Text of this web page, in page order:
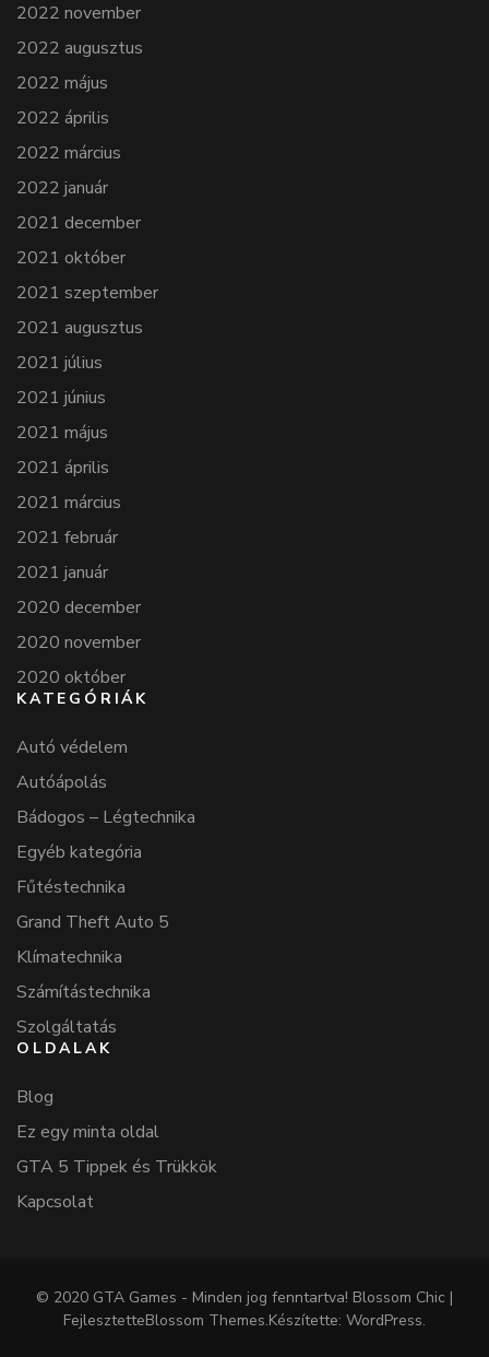
2022 november
2022 augusztus
2022 május
2022 április
2022 március
2022 január
2021 december
2021 október
2021 szeptember
2021 augusztus
2021 július
2021 június
2021 május
2021 április
2021 március
2021 február
2021 január
2020 december
2020 november
2020 október
KATEGÓRIÁK
Autó védelem
Autóápolás
Bádogos – Légtechnika
Egyéb kategória
Fűtéstechnika
Grand Theft Auto 5
Klímatechnika
Számítástechnika
Szolgáltatás
OLDALAK
Blog
Ez egy minta oldal
GTA 5 Tippek és Trükkök
Kapcsolat
© 2020 GTA Games - Minden jog fenntartva! Blossom Chic |
FejlesztetteBlossom Themes.Készítette: WordPress.